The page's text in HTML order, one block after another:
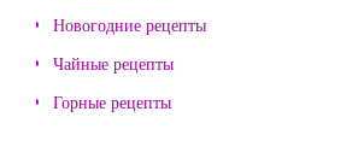
Новогодние рецепты
Чайные рецепты
Горные рецепты